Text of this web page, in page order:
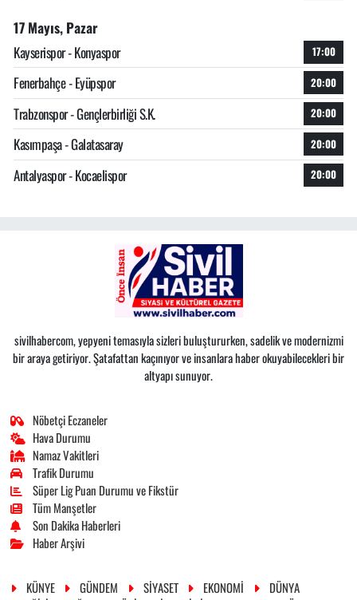
17 Mayıs, Pazar
Kayserispor - Konyaspor
17:00
Fenerbahçe - Eyüpspor 20:00
Trabzonspor - Gençlerbirliği S.K. 20:00
Kasımpaşa - Galatasaray 20:00
Antalyaspor - Kocaelispor 20:00
sivilhabercom, yepyeni temasıyla sizleri buluştururken, sadelik ve modernizmi
bir araya getiriyor. Şatafattan kaçınıyor ve insanlara haber okuyabilecekleri bir
altyapı sunuyor.
Nöbetçi Eczaneler
Hava Durumu
Namaz Vakitleri
Trafik Durumu
Süper Lig Puan Durumu ve Fikstür
Tüm Manşetler
Son Dakika Haberleri
Haber Arşivi
KÜNYE GÜNDEM SİYASET EKONOMİ
DÜNYA